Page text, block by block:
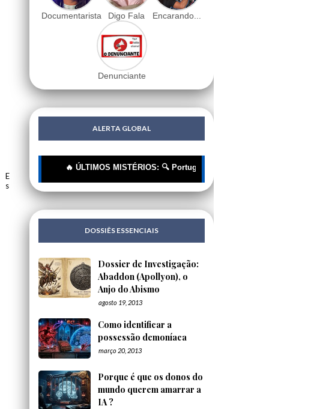
E
s
Documentarista Digo Fala Encarando...
Denunciante
ALERTA GLOBAL
🔥 ÚLTIMOS MISTÉRIOS: 🔍 Portugueses: A Corrente Invisível que nos
DOSSIÊS ESSENCIAIS
Dossier de Investigação:
Abaddon (Apollyon), o
Anjo do Abismo
agosto 19, 2013
Como identificar a
possessão demoníaca
março 20, 2013
Porque é que os donos do
mundo querem amarrar a
IA ?